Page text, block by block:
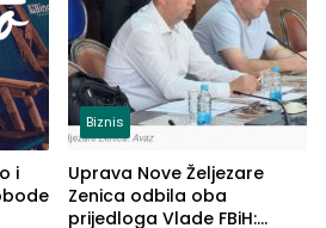
i
Biznis
Uprava Nove Željezare
Zenica odbila oba
prijedloga Vlade FBiH: